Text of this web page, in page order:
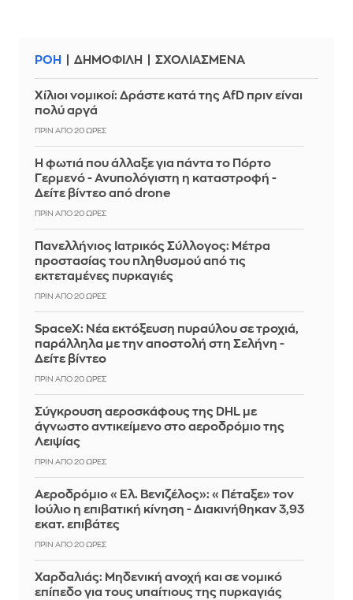
ΡΟΗ ΔΗΜΟΦΙΛΗ ΣΧΟΛΙΑΣΜΕΝΑ
Χίλιοι νομικοί: Δράστε κατά της ΑfD πριν είναι
πολύ αργά
ΠΡΙΝ ΑΠΌ 20 ΏΡΕΣ
Η φωτιά που άλλαξε για πάντα το Πόρτο
Γερμενό - Ανυπολόγιστη η καταστροφή -
Δείτε βίντεο από drone
ΠΡΙΝ ΑΠΌ 20 ΏΡΕΣ
Πανελλήνιος Ιατρικός Σύλλογος: Μέτρα
προστασίας του πληθυσμού από τις
εκτεταμένες πυρκαγιές
ΠΡΙΝ ΑΠΌ 20 ΏΡΕΣ
SpaceX: Νέα εκτόξευση πυραύλου σε τροχιά,
παράλληλα με την αποστολή στη Σελήνη -
Δείτε βίντεο
ΠΡΙΝ ΑΠΌ 20 ΏΡΕΣ
Σύγκρουση αεροσκάφους της DHL με
άγνωστο αντικείμενο στο αεροδρόμιο της
Λειψίας
ΠΡΙΝ ΑΠΌ 20 ΏΡΕΣ
Αεροδρόμιο «Ελ. Βενιζέλος»: «Πέταξε» τον
Ιούλιο η επιβατική κίνηση - Διακινήθηκαν 3,93
εκατ. επιβάτες
ΠΡΙΝ ΑΠΌ 20 ΏΡΕΣ
Χαρδαλιάς: Μηδενική ανοχή και σε νομικό
επίπεδο για τους υπαίτιους της πυρκαγιάς